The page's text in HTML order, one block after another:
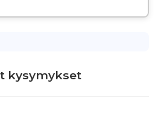
kysymykset